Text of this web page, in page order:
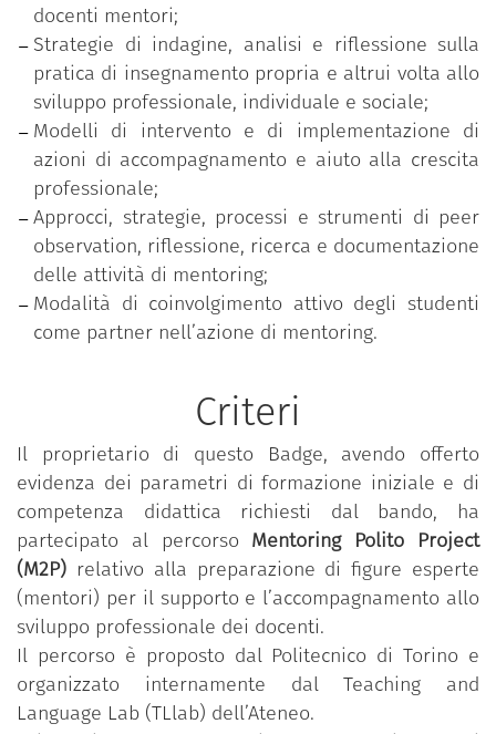
docenti mentori;
Strategie di indagine, analisi e riflessione sulla
pratica di insegnamento propria e altrui volta allo
sviluppo professionale, individuale e sociale;
Modelli di intervento e di implementazione di
azioni di accompagnamento e aiuto alla crescita
professionale;
Approcci, strategie, processi e strumenti di peer
observation, riflessione, ricerca e documentazione
delle attività di mentoring;
Modalità di coinvolgimento attivo degli studenti
come partner nell’azione di mentoring.
Criteri
Il proprietario di questo Badge, avendo offerto
evidenza dei parametri di formazione iniziale e di
competenza didattica richiesti dal bando, ha
partecipato al percorso Mentoring Polito Project
(M2P) relativo alla preparazione di figure esperte
(mentori) per il supporto e l’accompagnamento allo
sviluppo professionale dei docenti.
Il percorso è proposto dal Politecnico di Torino e
organizzato internamente dal Teaching and
Language Lab (TLlab) dell’Ateneo.